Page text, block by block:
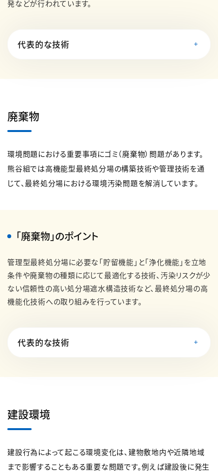
発などが行われています。
代表的な技術
廃棄物
環境問題における重要事項にゴミ（廃棄物）問題があります。
熊谷組では高機能型最終処分場の構築技術や管理技術を通
じて、最終処分場における環境汚染問題を解消しています。
「廃棄物」のポイント
管理型最終処分場に必要な「貯留機能」と「浄化機能」を立地
条件や廃棄物の種類に応じて最適化する技術、汚染リスクが少
ない信頼性の高い処分場遮水構造技術など、最終処分場の高
機能化技術への取り組みを行っています。
代表的な技術
建設環境
建設行為によって起こる環境変化は、建物敷地内や近隣地域
まで影響することもある重要な問題です。例えば建設後に発生